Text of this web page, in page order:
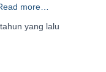
more…
yang lalu